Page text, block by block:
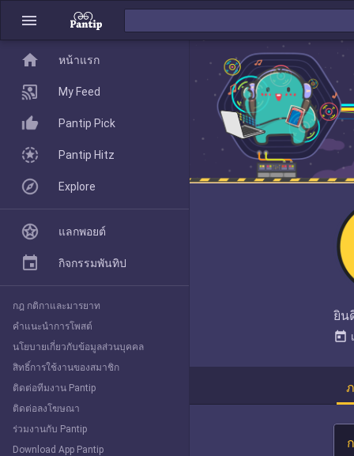
menu
ยิน
today
home
Pantip Pick
Explore
home หน้าแรก
My Feed
Pantip Pick
Pantip Hitz
Explore
แลกพอยต์
กิจกรรมพันทิป
กฎ กติกาและมารยาท
คำแนะนำการโพสต์
นโยบายเกี่ยวกับข้อมูลส่วนบุคคล
สิทธิ์การใช้งานของสมาชิก
ติดต่อทีมงาน Pantip
ติดต่อลงโฆษณา
ร่วมงานกับ Pantip
Download App Pantip